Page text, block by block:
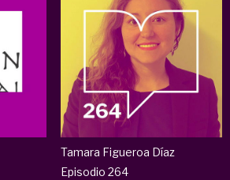
Tamara Figueroa Díaz
Episodio 264